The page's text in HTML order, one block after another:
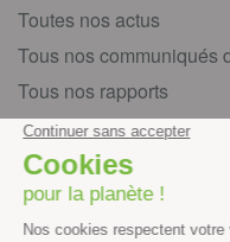
Toutes nos actus
Tous nos communiqués
Tous nos rapports
Agir
S’abonner à la